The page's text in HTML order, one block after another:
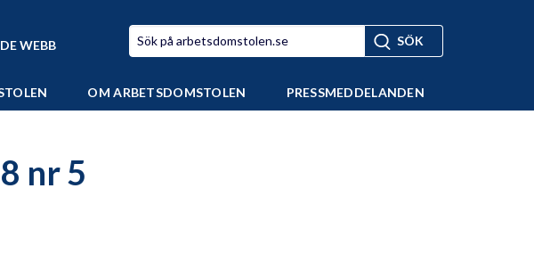
WEBB
OM ARBETSDOMSTOLEN PRESSMEDDELANDEN
nr 5